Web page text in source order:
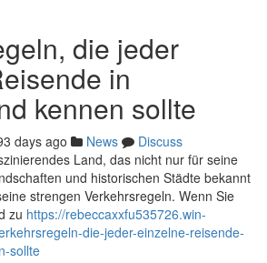
die jeder
in
kennen sollte
days ago News
Discuss
Land, das nicht nur für seine
und historischen Städte bekannt
strengen Verkehrsregeln. Wenn Sie
zu https://rebeccaxxfu535726.win-
die-jeder-einzelne-reisende-
sollte